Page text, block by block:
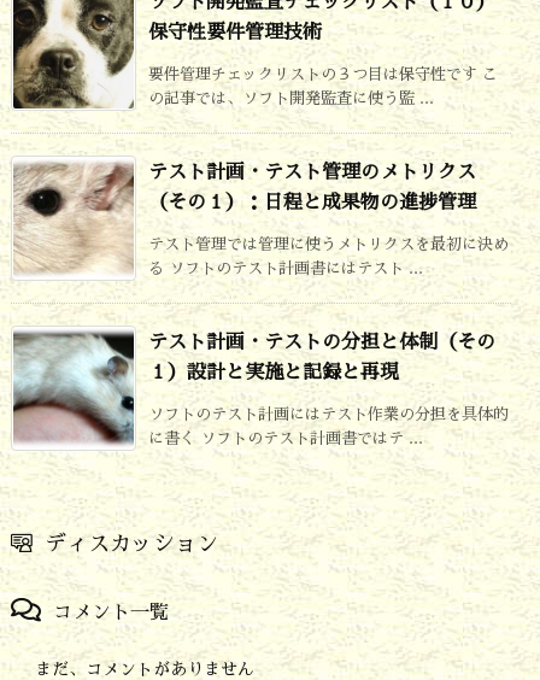
保守性要件管理技術
要件管理チェックリストの３つ目は保守性です こ
の記事では、ソフト開発監査に使う監 ...
テスト計画・テスト管理のメトリクス
（その１）：日程と成果物の進捗管理
テスト管理では管理に使うメトリクスを最初に決め
る ソフトのテスト計画書にはテスト ...
テスト計画・テストの分担と体制（その
１）設計と実施と記録と再現
ソフトのテスト計画にはテスト作業の分担を具体的
に書く ソフトのテスト計画書ではテ ...
ディスカッション
コメント一覧
まだ、コメントがありません